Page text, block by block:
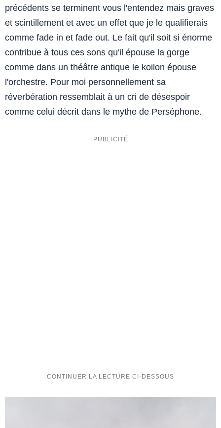
précédents se terminent vous l'entendez mais graves
et scintillement et avec un effet que je le qualifierais
comme fade in et fade out. Le fait qu'il soit si énorme
contribue à tous ces sons qu'il épouse la gorge
comme dans un théâtre antique le koilon épouse
l'orchestre. Pour moi personnellement sa
réverbération ressemblait à un cri de désespoir
comme celui décrit dans le mythe de Perséphone.